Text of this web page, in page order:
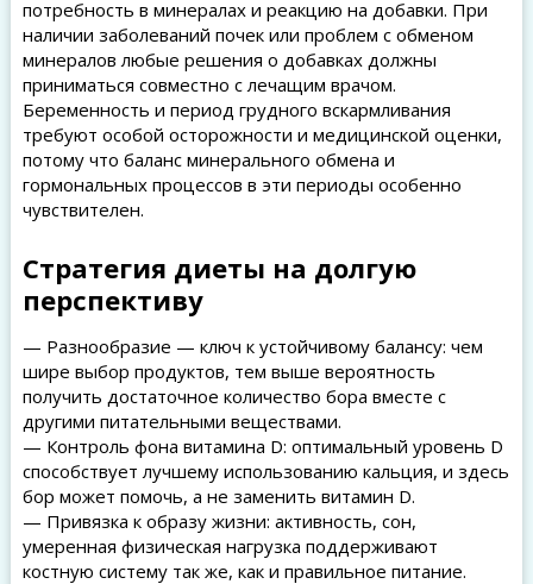
потребность в минералах и реакцию на добавки. При
наличии заболеваний почек или проблем с обменом
минералов любые решения о добавках должны
приниматься совместно с лечащим врачом.
Беременность и период грудного вскармливания
требуют особой осторожности и медицинской оценки,
потому что баланс минерального обмена и
гормональных процессов в эти периоды особенно
чувствителен.
Стратегия диеты на долгую
перспективу
— Разнообразие — ключ к устойчивому балансу: чем
шире выбор продуктов, тем выше вероятность
получить достаточное количество бора вместе с
другими питательными веществами.
— Контроль фона витамина D: оптимальный уровень D
способствует лучшему использованию кальция, и здесь
бор может помочь, а не заменить витамин D.
— Привязка к образу жизни: активность, сон,
умеренная физическая нагрузка поддерживают
костную систему так же, как и правильное питание.